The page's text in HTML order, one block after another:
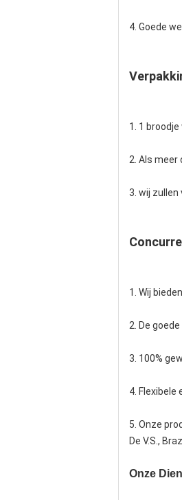
4. Goede
1. 1
2. Als meer
3. wij zullen
1. Wij
2. De
3. 100%
4. Flexibele
5. Onze
De V.S.,
Onze